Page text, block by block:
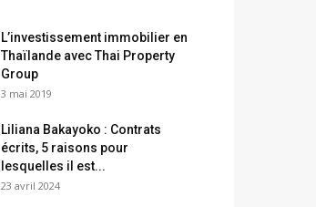
L’investissement immobilier en
Thaïlande avec Thai Property
Group
3 mai 2019
Liliana Bakayoko : Contrats
écrits, 5 raisons pour
lesquelles il est...
23 avril 2024